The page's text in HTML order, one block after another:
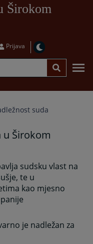
Širokom
Prijava
suda
u Širokom
sudsku vlast na
te u
kao mjesno
je nadležan za